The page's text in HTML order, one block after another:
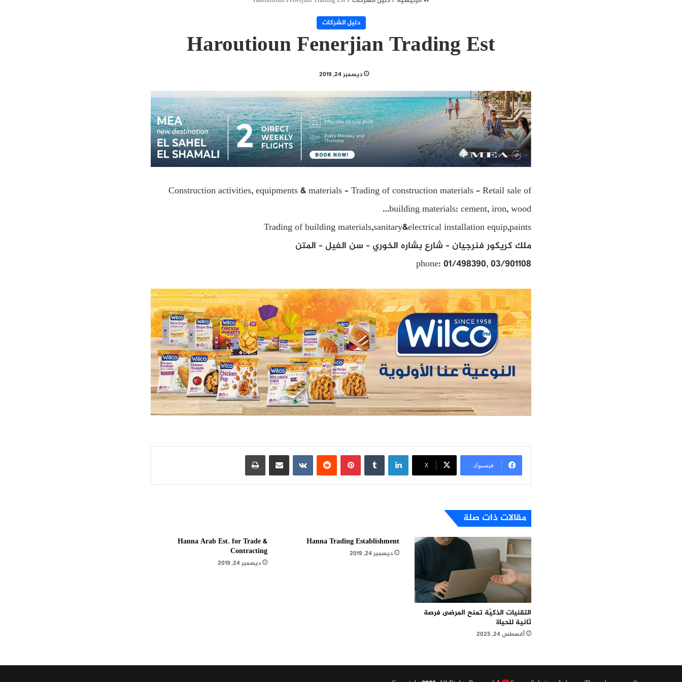
دليل الشركات
Haroutioun Fenerjian Trading Est
ديسمبر 24, 2019
Construction activities, equipments & materials – Trading of construction materials – Retail sale of
building materials: cement, iron, wood…
Trading of building materials,sanitary&electrical installation equip,paints
ملك كريكور فنرجيان – شارع بشاره الخوري – سن الفيل – المتن
phone: 01/498390, 03/901108
فيسبوك X
لينكدإن بينتيريست مشاركة عبر البريد طباعة
مقالات ذات صلة
التقنيات الذكيّة تمنح المرضى فرصة
ثانية للحياة
أغسطس 24, 2025
Hanna Trading Establishment
ديسمبر 24, 2019
Hanna Arab Est. for Trade &
Contracting
ديسمبر 24, 2019